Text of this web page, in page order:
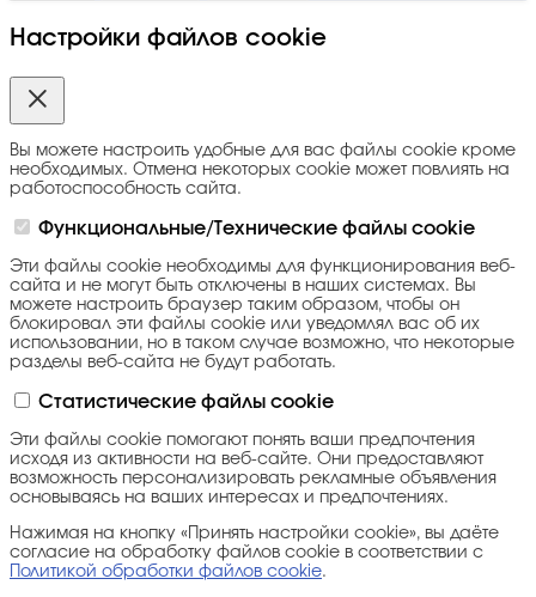
Настройки файлов cookie
Вы можете настроить удобные для вас файлы cookie кроме
необходимых. Отмена некоторых cookie может повлиять на
работоспособность сайта.
Функциональные/Технические файлы cookie
Эти файлы cookie необходимы для функционирования веб-
сайта и не могут быть отключены в наших системах. Вы
можете настроить браузер таким образом, чтобы он
блокировал эти файлы cookie или уведомлял вас об их
использовании, но в таком случае возможно, что некоторые
разделы веб-сайта не будут работать.
Статистические файлы cookie
Эти файлы cookie помогают понять ваши предпочтения
исходя из активности на веб-сайте. Они предоставляют
возможность персонализировать рекламные объявления
основываясь на ваших интересах и предпочтениях.
Нажимая на кнопку «Принять настройки cookie», вы даёте
согласие на обработку файлов cookie в соответствии с
Политикой обработки файлов cookie.